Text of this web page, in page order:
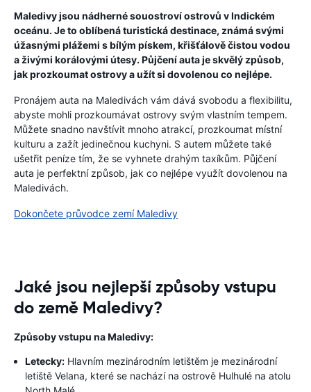
Maledivy jsou nádherné souostroví ostrovů v Indickém
oceánu. Je to oblíbená turistická destinace, známá svými
úžasnými plážemi s bílým pískem, křišťálově čistou vodou
a živými korálovými útesy. Půjčení auta je skvělý způsob,
jak prozkoumat ostrovy a užít si dovolenou co nejlépe.
Pronájem auta na Maledivách vám dává svobodu a flexibilitu,
abyste mohli prozkoumávat ostrovy svým vlastním tempem.
Můžete snadno navštívit mnoho atrakcí, prozkoumat místní
kulturu a zažít jedinečnou kuchyni. S autem můžete také
ušetřit peníze tím, že se vyhnete drahým taxíkům. Půjčení
auta je perfektní způsob, jak co nejlépe využít dovolenou na
Maledivách.
Dokončete průvodce zemí Maledivy
Jaké jsou nejlepší způsoby vstupu
do země Maledivy?
Způsoby vstupu na Maledivy:
Letecky: Hlavním mezinárodním letištěm je mezinárodní
letiště Velana, které se nachází na ostrově Hulhulé na atolu